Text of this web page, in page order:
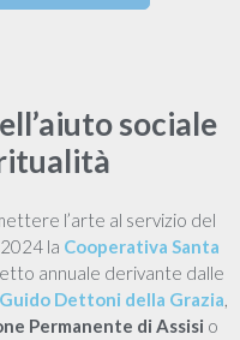
sociale
l’arte al servizio del
la Cooperativa Santa
annuale derivante dalle
Dettoni della Grazia,
Permanente di Assisi o